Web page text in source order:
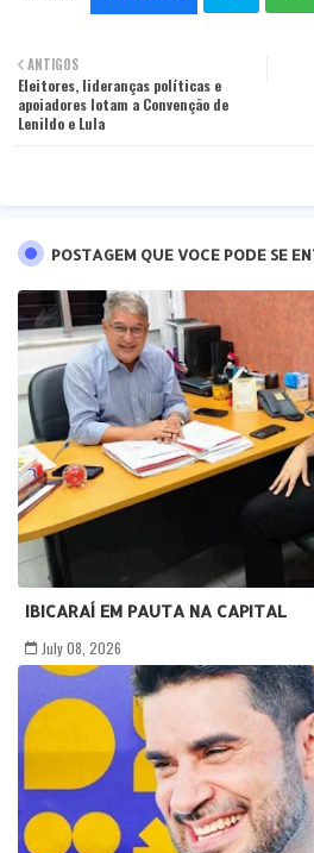
ter
ANTIGOS
Eleitores, lideranças políticas e
apoiadores lotam a Convenção de
Lenildo e Lula
POSTAGEM QUE VOCE PODE SE
IBICARAÍ EM PAUTA NA CAPITAL
July 08, 2026